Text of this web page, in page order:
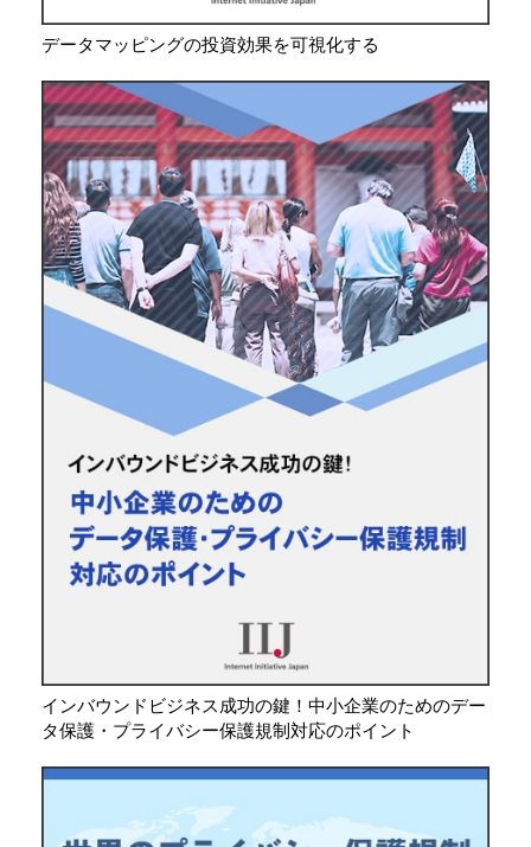
データマッピングの投資効果を可視化する
インバウンドビジネス成功の鍵！中小企業のためのデー
タ保護・プライバシー保護規制対応のポイント